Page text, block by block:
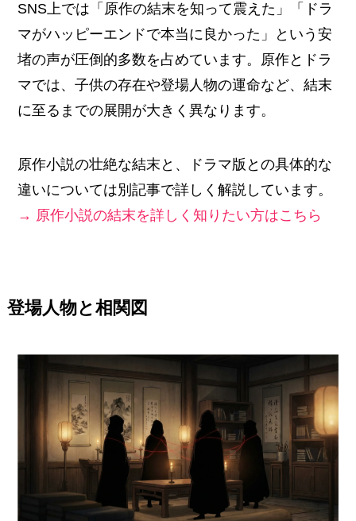
SNS上では「原作の結末を知って震えた」「ドラ
マがハッピーエンドで本当に良かった」という安
堵の声が圧倒的多数を占めています。原作とドラ
マでは、子供の存在や登場人物の運命など、結末
に至るまでの展開が大きく異なります。
原作小説の壮絶な結末と、ドラマ版との具体的な
違いについては別記事で詳しく解説しています。
→ 原作小説の結末を詳しく知りたい方はこちら
登場人物と相関図